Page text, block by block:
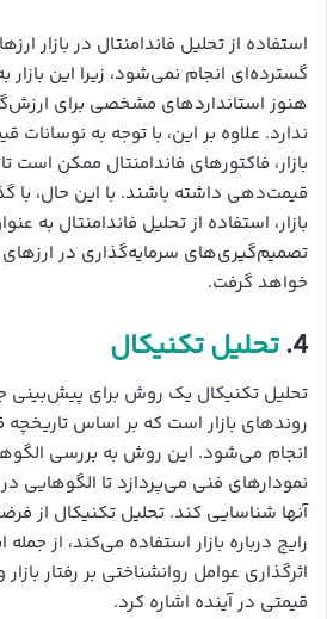
استفاده از تحلیل فاندامنتال در بازار
گسترده‌ای انجام نمی‌شود، زیرا این
هنوز استانداردهای مشخصی برای
ندارد. علاوه بر این، با توجه به
بازار، فاکتورهای فاندامنتال ممکن است
قیمت‌دهی داشته باشند. با این حال، با
بازار، استفاده از تحلیل فاندامنتال به
تصمیم‌گیری‌های سرمایه‌گذاری در ارزهای
خواهد گرفت.
4. تحلیل تکنیکال
تحلیل تکنیکال یک روش برای
روندهای بازار است که بر اساس
انجام می‌شود. این روش به بررسی
نمودارهای فنی می‌پردازد تا الگوهایی
آنها شناسایی کند. تحلیل تکنیکال از
رایج درباره بازار استفاده می‌کند، از
اثرگذاری عوامل روانشناختی بر رفتار
قیمتی در آینده اشاره کرد.